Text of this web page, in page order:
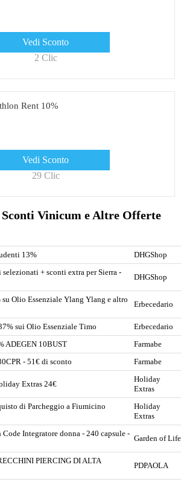
Vedi Sconto
2 Clic
Rent 10%
Vedi Sconto
29 Clic
Vinicum e Altre Offerte
13%
DHGShop
+ sconti extra per Sierra -
DHGShop
Olio Essenziale Ylang Ylang e altro
Erbecedario
sui Olio Essenziale Timo
Erbecedario
ADEGEN 10BUST
Farmabe
- 51€ di sconto
Farmabe
Extras 24€
Holiday
Extras
di Parcheggio a Fiumicino
Holiday
Extras
Integratore donna - 240 capsule -
Garden of Life
PIERCING DI ALTA
PDPAOLA